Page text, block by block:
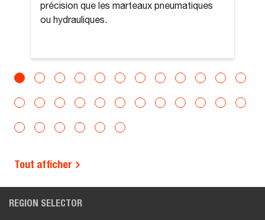
précision que les marteaux pneumatiques
ou hydrauliques.
Tout afficher
REGION SELECTOR